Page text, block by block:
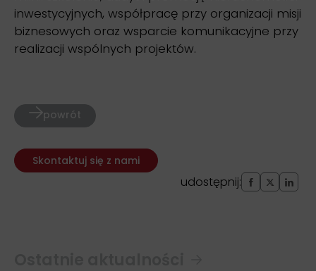
inwestycyjnych, współpracę przy organizacji misji
biznesowych oraz wsparcie komunikacyjne przy
realizacji wspólnych projektów.
powrót
Skontaktuj się z nami
udostępnij: